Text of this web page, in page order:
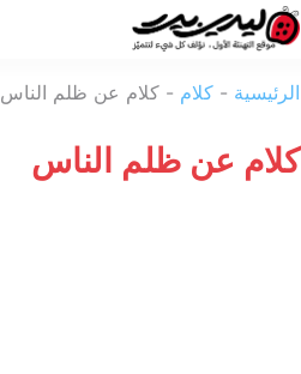
بيرد
الرئيسية - كلام - كلام عن ظلم الناس
كلام عن ظلم الناس